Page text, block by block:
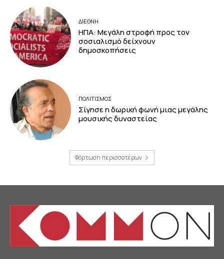
ΔΙΕΘΝΗ
ΗΠΑ: Μεγάλη στροφή προς τον
σοσιαλισμό δείχνουν
δημοσκοπήσεις
ΠΟΛΙΤΙΣΜΟΣ
Σίγησε η δωρική φωνή μιας μεγάλης
μουσικής δυναστείας
Φόρτωση περισσοτέρων